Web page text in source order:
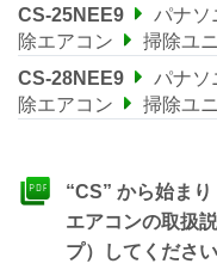
CS-25NEE9
パナソ
除エアコン
掃除ユ
CS-28NEE9
パナソ
除エアコン
掃除ユ
“CS” から始ま
エアコンの取扱
プ）してくださ